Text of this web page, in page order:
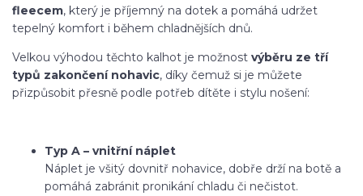
fleecem, který je příjemný na dotek a pomáhá udržet
tepelný komfort i během chladnějších dnů.
Velkou výhodou těchto kalhot je možnost výběru ze tří
typů zakončení nohavic, díky čemuž si je můžete
přizpůsobit přesně podle potřeb dítěte i stylu nošení:
Typ A – vnitřní náplet
Náplet je všitý dovnitř nohavice, dobře drží na botě a
pomáhá zabránit pronikání chladu či nečistot.